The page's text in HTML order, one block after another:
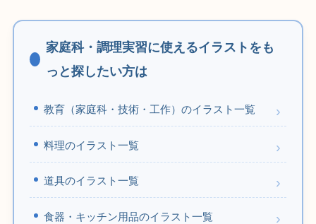
家庭科・調理実習に使えるイラストをも
っと探したい方は
教育（家庭科・技術・工作）のイラスト一覧
料理のイラスト一覧
道具のイラスト一覧
食器・キッチン用品のイラスト一覧